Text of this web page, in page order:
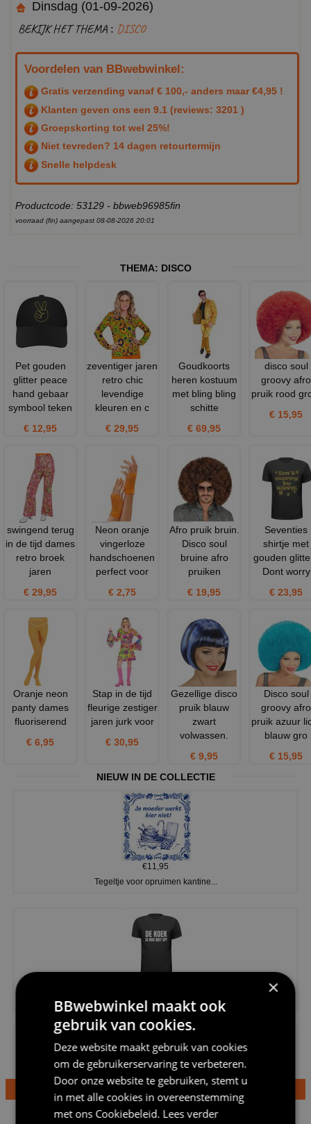
Dinsdag (01-09-2026)
BEKIJK HET THEMA : DISCO
Voordelen van BBwebwinkel:
Gratis verzending vanaf € 100,- anders maar €4,95 !
Klanten geven ons een 9.1 (reviews: 3201 )
Groepskorting tot wel 25%!
Niet tevreden? 14 dagen retourtermijn
Snelle helpdesk
Productcode: 53129 - bbweb96985fin
voorraad (fin) aangepast 08-08-2026 20:01
THEMA: DISCO
Pet gouden
glitter peace
hand gebaar
symbool teken
€ 12,95
zeventiger jaren
retro chic
levendige
kleuren en c
€ 29,95
Goudkoorts
heren kostuum
met bling bling
schitte
€ 69,95
disco soul
groovy afro
pruik rood
€ 15,95
swingend terug
in de tijd dames
retro broek
jaren
€ 29,95
Neon oranje
vingerloze
handschoenen
perfect voor
€ 2,75
Afro pruik bruin.
Disco soul
bruine afro
pruiken
€ 19,95
Seventies
shirtje met
gouden
Dont worry
€ 23,95
Oranje neon
panty dames
fluoriserend
€ 6,95
Stap in de tijd
fleurige zestiger
jaren jurk voor
€ 30,95
Gezellige disco
pruik blauw
zwart
volwassen.
€ 9,95
Disco soul
groovy afro
pruik azuur
blauw gro
€ 15,95
NIEUW IN DE COLLECTIE
€11,95
Tegeltje voor opruimen kantine...
Shirtje de koek is nog niet op...
€24,95
Dames v hals t-shirt prinses v...
×
BBwebwinkel maakt ook
gebruik van cookies.
Deze website maakt gebruik van cookies
om de gebruikerservaring te verbeteren.
Door onze website te gebruiken, stemt u
in met alle cookies in overeenstemming
met ons Cookiebeleid. Lees verder